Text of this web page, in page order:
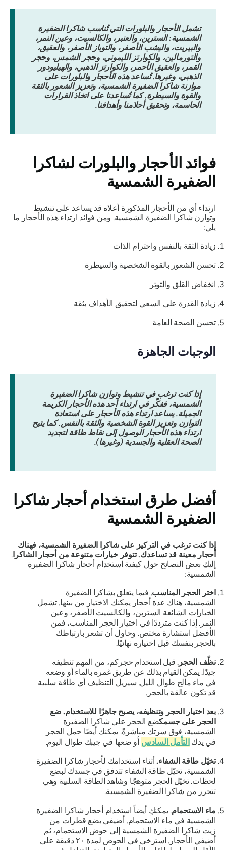
تشمل الأحجار والبلورات التي تُناسب شاكرا الضفيرة
الشمسية: السترين، والعنبر، والكالسيت، وعين النمر،
والبيريت، واليشب الأصفر، والتوباز الأصفر، والعقيق،
والتورمالين، والكوارتز الليموني، وحجر الشمس، وحجر
القمر، والعقيق الأحمر، والكوارتز الذهبي، والهيليودور
الذهبي، وغيرها. تُساعد هذه الأحجار والبلورات على
موازنة شاكرا الضفيرة الشمسية، وتعزيز الشعور بالثقة
والقوة والسيطرة. كما تُساعدنا على اتخاذ القرارات
الحاسمة، وتحقيق أحلامنا وأهدافنا.
فوائد الأحجار والبلورات لشاكرا
الضفيرة الشمسية
ارتداء أي من الأحجار المذكورة أعلاه قد يساعد على تنشيط
وتوازن شاكرا الضفيرة الشمسية. ومن فوائد ارتداء هذه الأحجار ما
يلي:
زيادة الثقة بالنفس واحترام الذات
تحسن الشعور بالقوة الشخصية والسيطرة
انخفاض القلق والتوتر
زيادة القدرة على السعي لتحقيق الأهداف بثقة
تحسن الصحة العامة
الوجبات الجاهزة
إذا كنت ترغب في تنشيط وتوازن شاكرا الضفيرة
الشمسية، ففكّر في ارتداء أحد هذه الأحجار الكريمة
الجميلة. يساعد ارتداء هذه الأحجار على استعادة
التوازن وتعزيز القوة الشخصية والثقة بالنفس. كما يتيح
ارتداء هذه الأحجار الوصول إلى نقاط طاقة لتجديد
الصحة العقلية والجسدية (وغيرها).
أفضل طرق استخدام أحجار شاكرا
الضفيرة الشمسية
إذا كنت ترغب في التركيز على شاكرا الضفيرة الشمسية، فهناك
أحجار معينة قد تساعدك. تتوفر خيارات متنوعة من أحجار الشاكرا.
إليك بعض النصائح حول كيفية استخدام أحجار شاكرا الضفيرة
الشمسية:
اختر الحجر المناسب. فيما يتعلق بشاكرا الضفيرة
الشمسية، هناك عدة أحجار يمكنك الاختيار من بينها. تشمل
الخيارات الشائعة السترين، والكالسيت الأصفر، وعين
النمر. إذا كنت مترددًا في اختيار الحجر المناسب، فمن
الأفضل استشارة مختص. وحاول أن تشعر بارتباطك
بالحجر بنفسك قبل اختياره نهائيًا.
نظّف الحجر. قبل استخدام حجركم، من المهم تنظيفه
جيدًا. يمكن القيام بذلك عن طريق غمره بالماء أو وضعه
في ماء مالح طوال الليل. سيزيل التنظيف أي طاقة سلبية
قد تكون عالقة بالحجر.
بعد اختيار الحجر وتنظيفه، يصبح جاهزًا للاستخدام. ضع
الحجر على جسمكضع الحجر على شاكرا الضفيرة
الشمسية، فوق سرتك مباشرةً. يمكنك أيضًا حمل الحجر
في يدكالتأمل السادسأو ضعها في جيبك طوال اليوم.
تخيّل طاقة الشفاء.أثناء استخدامك لأحجار شاكرا الضفيرة
الشمسية، تخيّل طاقة الشفاء تتدفق في جسدك لبضع
لحظات. تخيّل الحجر متوهجًا وشاهد الطاقة السلبية وهي
تتحرر من شاكرا الضفيرة الشمسية.
ماء الاستحمام. يمكنكِ أيضاً استخدام أحجار شاكرا الضفيرة
الشمسية في ماء الاستحمام. أضيفي بضع قطرات من
زيت شاكرا الضفيرة الشمسية إلى حوض الاستحمام، ثم
أضيفي الأحجار. استرخي في الحوض لمدة ٢٠ دقيقة على